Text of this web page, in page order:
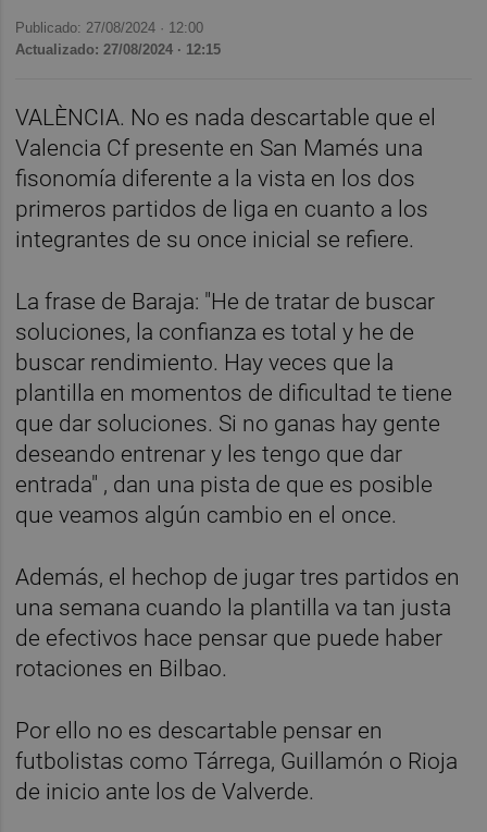
Publicado: 27/08/2024 · 12:00
Actualizado: 27/08/2024 · 12:15
VALÈNCIA. No es nada descartable que el
Valencia Cf presente en San Mamés una
fisonomía diferente a la vista en los dos
primeros partidos de liga en cuanto a los
integrantes de su once inicial se refiere.
La frase de Baraja: "He de tratar de buscar
soluciones, la confianza es total y he de
buscar rendimiento. Hay veces que la
plantilla en momentos de dificultad te tiene
que dar soluciones. Si no ganas hay gente
deseando entrenar y les tengo que dar
entrada" , dan una pista de que es posible
que veamos algún cambio en el once.
Además, el hechop de jugar tres partidos en
una semana cuando la plantilla va tan justa
de efectivos hace pensar que puede haber
rotaciones en Bilbao.
Por ello no es descartable pensar en
futbolistas como Tárrega, Guillamón o Rioja
de inicio ante los de Valverde.